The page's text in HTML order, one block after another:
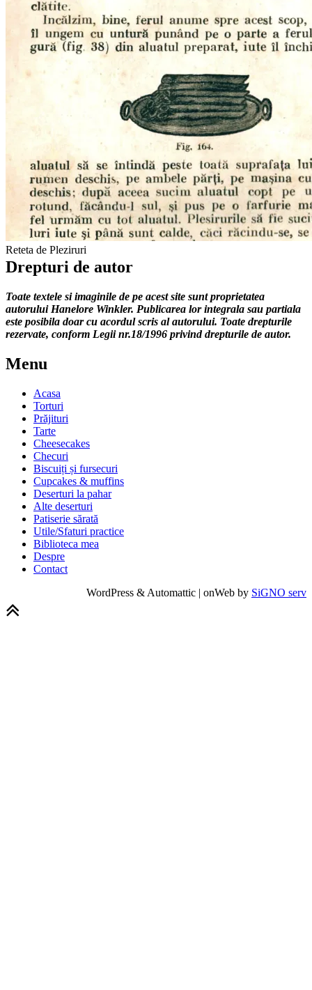
Reteta de Pleziruri
Drepturi de autor
Toate textele si imaginile de pe acest site sunt proprietatea
autorului Hanelore Winkler. Publicarea lor integrala sau partiala
este posibila doar cu acordul scris al autorului. Toate drepturile
rezervate, conform Legii nr.18/1996 privind drepturile de autor.
Menu
Acasa
Torturi
Prăjituri
Tarte
Cheesecakes
Checuri
Biscuiți și fursecuri
Cupcakes & muffins
Deserturi la pahar
Alte deserturi
Patiserie sărată
Utile/Sfaturi practice
Biblioteca mea
Despre
Contact
WordPress & Automattic | onWeb by SiGNO serv